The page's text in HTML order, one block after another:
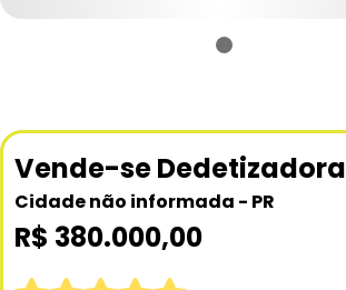
Vende-se Dedetizadora
Cidade não informada - PR
R$ 380.000,00